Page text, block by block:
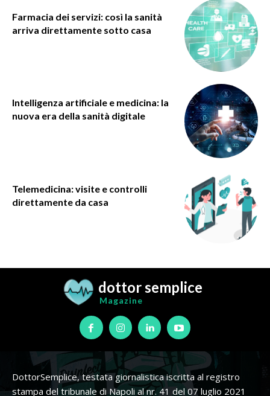
Farmacia dei servizi: così la sanità
arriva direttamente sotto casa
Intelligenza artificiale e medicina: la
nuova era della sanità digitale
Telemedicina: visite e controlli
direttamente da casa
dottor semplice
Magazine
DottorSemplice, testata giornalistica iscritta al registro
stampa del tribunale di Napoli al nr. 41 del 07 luglio 2021